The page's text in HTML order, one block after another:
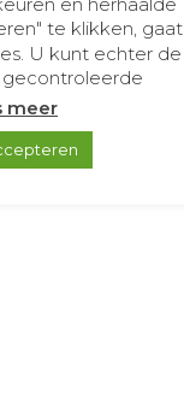
te klikken, gaat
U kunt echter de
meer